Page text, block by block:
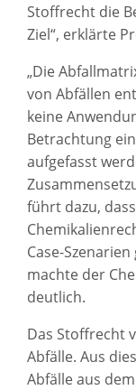
Stoffrecht die
Ziel“, erklärte
„Die
von Abfällen
keine
Betrachtung
aufgefasst
führt dazu,
Case-
machte der
deutlich.
Das Stoffrecht
Abfälle. Aus
Abfälle aus